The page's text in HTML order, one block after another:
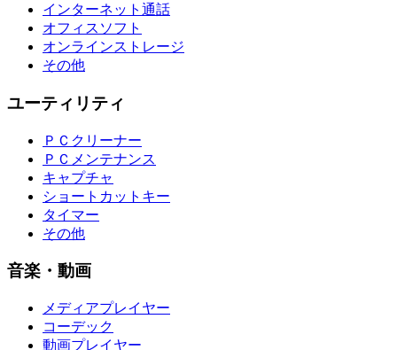
インターネット通話
オフィスソフト
オンラインストレージ
その他
ユーティリティ
ＰＣクリーナー
ＰＣメンテナンス
キャプチャ
ショートカットキー
タイマー
その他
音楽・動画
メディアプレイヤー
コーデック
動画プレイヤー